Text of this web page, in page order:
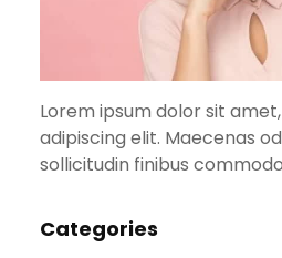
Lorem ipsum dolor sit
adipiscing elit. Maecenas
sollicitudin finibus
Categories